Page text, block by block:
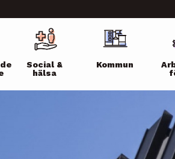
Social &
hälsa
Kommun